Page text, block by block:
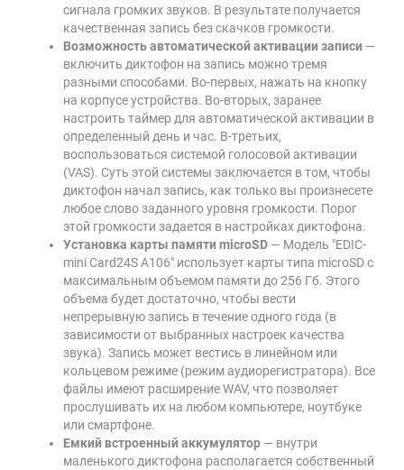
сигнала громких звуков. В результате получается
качественная запись без скачков громкости.
Возможность автоматической активации записи —
включить диктофон на запись можно тремя
разными способами. Во-первых, нажать на кнопку
на корпусе устройства. Во-вторых, заранее
настроить таймер для автоматической активации в
определенный день и час. В-третьих,
воспользоваться системой голосовой активации
(VAS). Суть этой системы заключается в том, чтобы
диктофон начал запись, как только вы произнесете
любое слово заданного уровня громкости. Порог
этой громкости задается в настройках диктофона.
Установка карты памяти microSD — Модель "EDIC-
mini Card24S A106" использует карты типа microSD с
максимальным объемом памяти до 256 Гб. Этого
объема будет достаточно, чтобы вести
непрерывную запись в течение одного года (в
зависимости от выбранных настроек качества
звука). Запись может вестись в линейном или
кольцевом режиме (режим аудиорегистратора). Все
файлы имеют расширение WAV, что позволяет
прослушивать их на любом компьютере, ноутбуке
или смартфоне.
Емкий встроенный аккумулятор — внутри
маленького диктофона располагается собственный